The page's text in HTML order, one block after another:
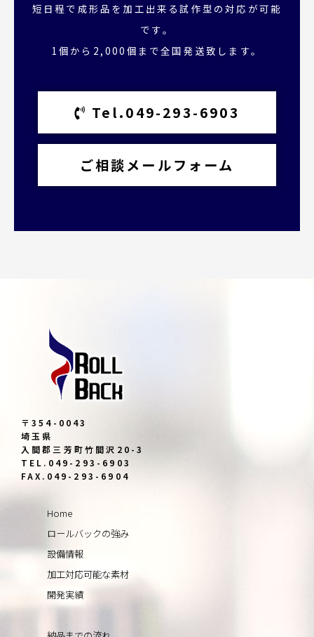
短日程で成形品を加工出来る試作型の対応が可能
です。
1個から2,000個まで全国発送致します。
Tel.049-293-6903
ご相談メールフォーム
〒354-0043
埼玉県
入間郡三芳町竹間沢20-3
TEL.049-293-6903
FAX.049-293-6904
Home
ロールバックの強み
設備情報
加工対応可能な素材
開発実績